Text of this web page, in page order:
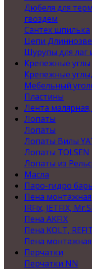
Дюбеля для
гвоздем
Сантех шпилька
Цепи
Шурупы для лаг
Крепежные
Крепежные
Мебельный
Пластины
Лента
Лопаты
Лопаты
Лопаты Вилы
Лопаты TOLSEN
Лопаты из
Масла
Паро-гидро
Пена монтажная
IRFix, JETFIX,
Пена AKFIX
Пена KOLT,
Пена монтажная
Перчатки
Перчатки NN